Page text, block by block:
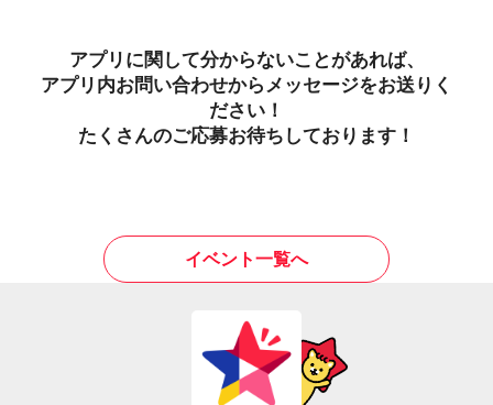
アプリに関して分からないことがあれば、
アプリ内お問い合わせからメッセージをお送りく
ださい！
たくさんのご応募お待ちしております！
イベント一覧へ